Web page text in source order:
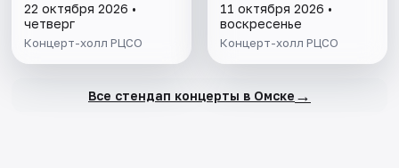
22 октября 2026 •
четверг
Концерт-холл РЦСО
11 октября 2026 •
воскресенье
Концерт-холл РЦСО
Все стендап концерты в Омске →